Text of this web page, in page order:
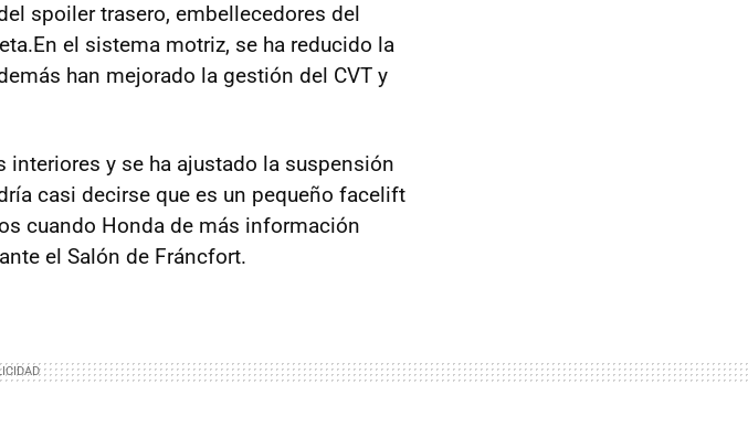
spoiler trasero, embellecedores del
el sistema motriz, se ha reducido la
han mejorado la gestión del CVT y
y se ha ajustado la suspensión
casi decirse que es un pequeño facelift
cuando Honda de más información
el Salón de Fráncfort.